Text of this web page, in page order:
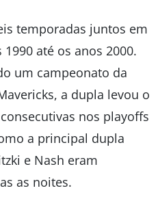
temporadas juntos em
até os anos 2000.
um campeonato da
a dupla levou o
nos playoffs
a principal dupla
e Nash eram
as noites.